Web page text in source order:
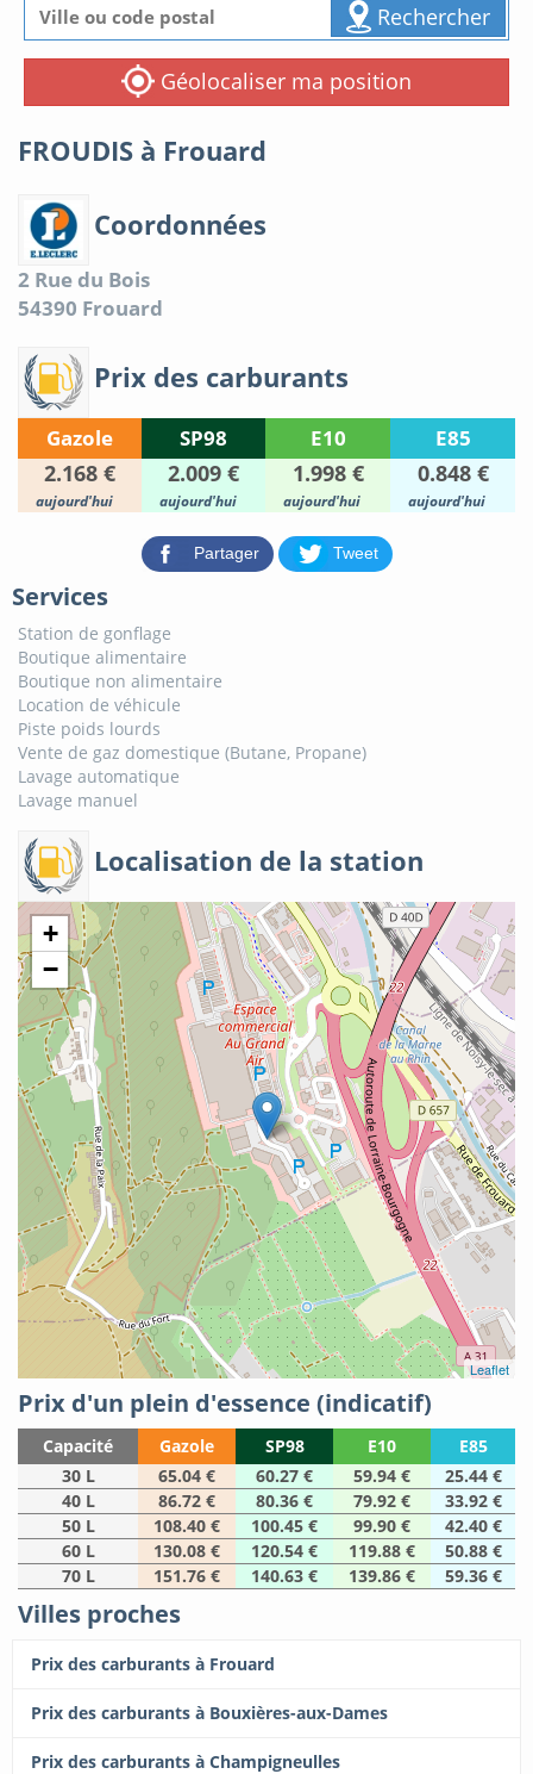
Rechercher
Géolocaliser ma position
FROUDIS à Frouard
Coordonnées
2 Rue du Bois
54390 Frouard
Prix des carburants
Gazole SP98 E10 E85
2.168 € 2.009 € 1.998 € 0.848 €
aujourd'hui aujourd'hui aujourd'hui aujourd'hui
Partager Tweet
Services
Station de gonflage
Boutique alimentaire
Boutique non alimentaire
Location de véhicule
Piste poids lourds
Vente de gaz domestique (Butane, Propane)
Lavage automatique
Lavage manuel
Localisation de la station
+
−
Leaflet
Prix d'un plein d'essence (indicatif)
Capacité Gazole SP98 E10
E85
30 L
65.04 € 60.27 € 59.94 €
25.44 €
40 L
86.72 € 80.36 € 79.92 €
33.92 €
50 L
108.40 € 100.45 € 99.90 €
42.40 €
60 L
130.08 € 120.54 € 119.88 €
50.88 €
70 L
151.76 € 140.63 € 139.86 € 59.36 €
Villes proches
Prix des carburants à Frouard
Prix des carburants à Bouxières-aux-Dames
Prix des carburants à Champigneulles